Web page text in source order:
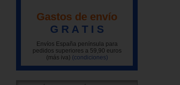
Gastos de envío
G R A T I S
Envíos España península para
pedidos superiores a 59,90 euros
(más iva) (condiciones)